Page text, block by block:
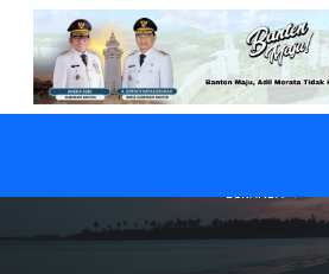
BERANDA